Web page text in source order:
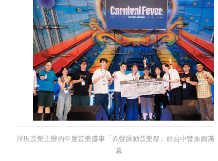
浮現音樂主辦的年度音樂盛事「赤聲躁動音樂祭」於台中豐原圓滿
幕